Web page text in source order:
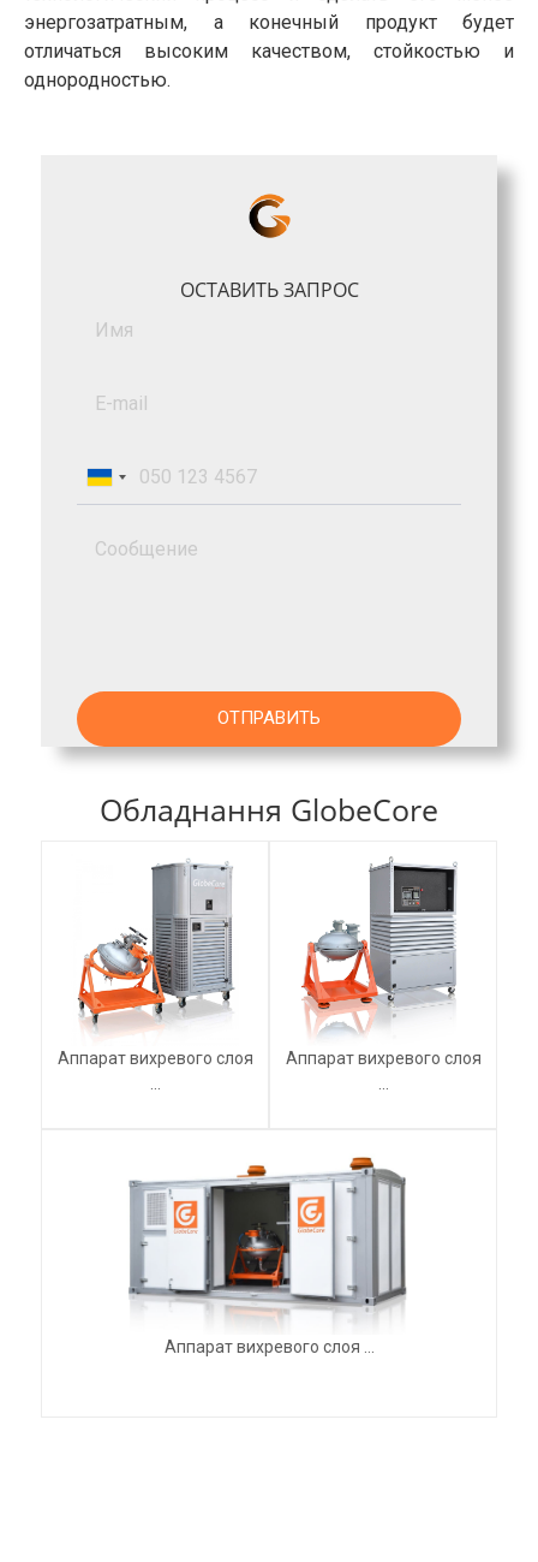
энергозатратным, а конечный продукт будет
отличаться высоким качеством, стойкостью и
однородностью.
ОСТАВИТЬ ЗАПРОС
Обладнання GlobeCore
Аппарат вихревого слоя
Аппарат вихревого слоя
Аппарат вихревого слоя ...